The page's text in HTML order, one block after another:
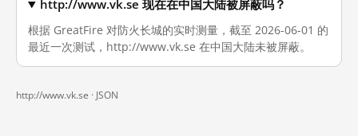
http://www.vk.se 现在在中国大陆被屏蔽吗？
根据 GreatFire 对防火长城的实时测量，截至 2026-06-01 的
最近一次测试，http://www.vk.se 在中国大陆未被屏蔽。
http://www.vk.se · JSON